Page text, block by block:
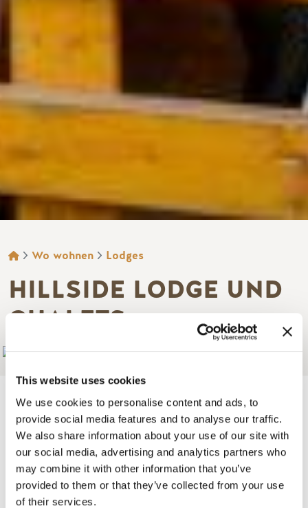
This website uses cookies
We use cookies to personalise content and ads, to
provide social media features and to analyse our traffic.
We also share information about your use of our site with
our social media, advertising and analytics partners who
may combine it with other information that you’ve
provided to them or that they’ve collected from your use
of their services.
BROTKRÜMEL
Wo wohnen Lodges
HILLSIDE LODGE UND
CHALETS
Add to My Trip
Come explore this beautiful, relaxing place for yourself!
Located just 13 kms west of Golden, this riverfront property
offers stunning views, cozy chalets & spacious lodge rooms.
Bed & Breakfast packages are available in the summer